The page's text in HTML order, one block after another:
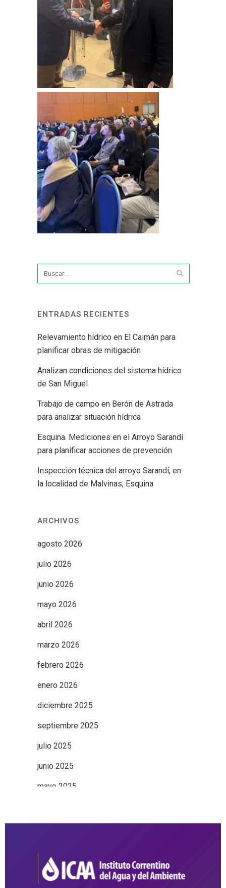
ENTRADAS RECIENTES
Relevamiento hídrico en El Caimán para
planificar obras de mitigación
Analizan condiciones del sistema hídrico
de San Miguel
Trabajo de campo en Berón de Astrada
para analizar situación hídrica
Esquina. Mediciones en el Arroyo Sarandí
para planificar acciones de prevención
Inspección técnica del arroyo Sarandí, en
la localidad de Malvinas, Esquina
ARCHIVOS
agosto 2026
julio 2026
junio 2026
mayo 2026
abril 2026
marzo 2026
febrero 2026
enero 2026
diciembre 2025
septiembre 2025
julio 2025
junio 2025
mayo 2025